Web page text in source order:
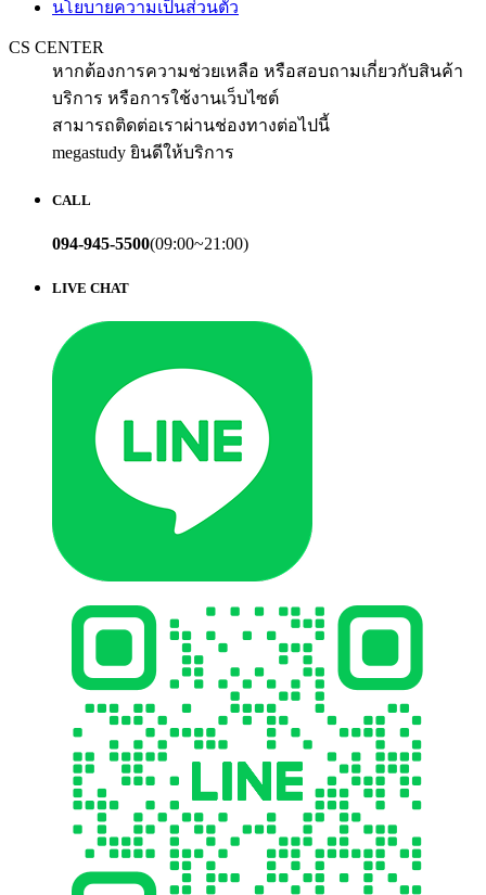
นโยบายความเป็นส่วนตัว
CS CENTER
หากต้องการความช่วยเหลือ หรือสอบถามเกี่ยวกับสินค้า
บริการ หรือการใช้งานเว็บไซต์
สามารถติดต่อเราผ่านช่องทางต่อไปนี้
megastudy ยินดีให้บริการ
CALL
094-945-5500(09:00~21:00)
LIVE CHAT